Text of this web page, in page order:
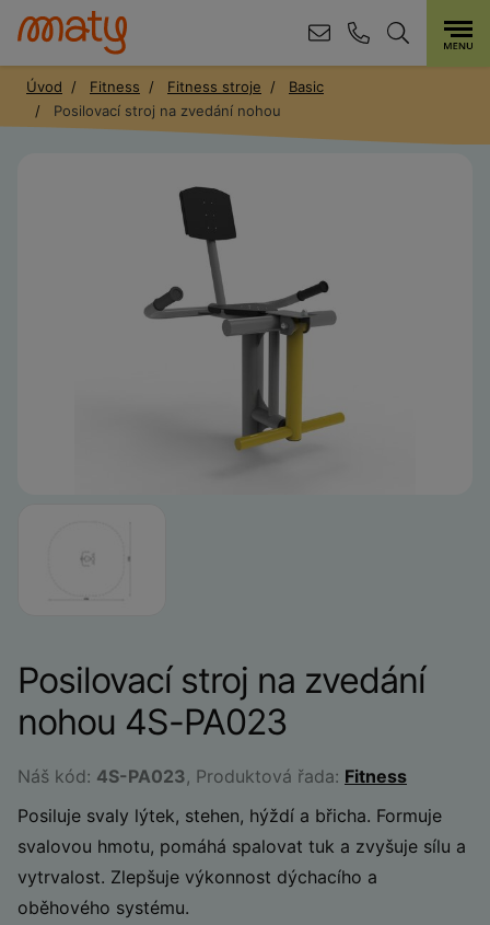
Úvod Fitness Fitness stroje
Basic
Posilovací stroj na zvedání nohou
Posilovací stroj na zvedání
nohou 4S-PA023
Náš kód: 4S-PA023, Produktová řada: Fitness
Posiluje svaly lýtek, stehen, hýždí a břicha. Formuje
svalovou hmotu, pomáhá spalovat tuk a zvyšuje sílu a
vytrvalost. Zlepšuje výkonnost dýchacího a
oběhového systému.